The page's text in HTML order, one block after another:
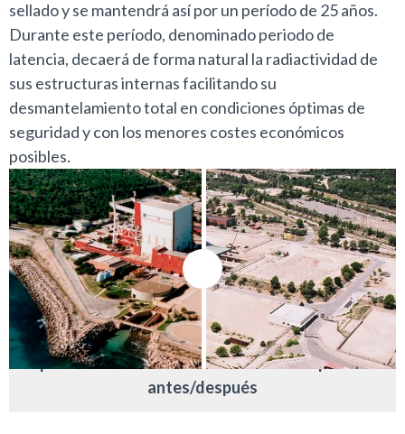
sellado y se mantendrá así por un período de 25 años.
Durante este período, denominado periodo de
latencia, decaerá de forma natural la radiactividad de
sus estructuras internas facilitando su
desmantelamiento total en condiciones óptimas de
seguridad y con los menores costes económicos
posibles.
Desplaza horizontalmente el controlador para ver el
antes/después